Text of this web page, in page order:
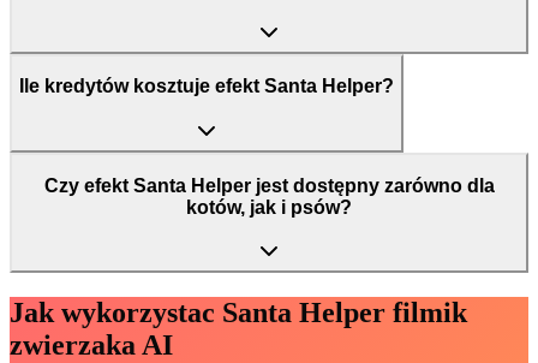
Ile kredytów kosztuje efekt Santa Helper?
Czy efekt Santa Helper jest dostępny zarówno dla
kotów, jak i psów?
Jak wykorzystac Santa Helper filmik
zwierzaka AI